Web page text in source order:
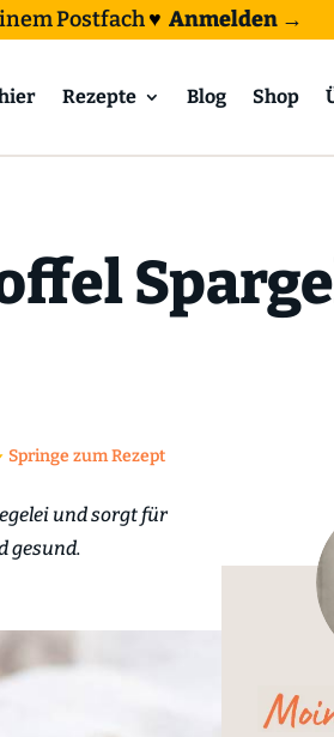
Postfach♥ Anmelden →
Rezepte Blog Shop
Springe zum Rezept
und sorgt für
gesund.